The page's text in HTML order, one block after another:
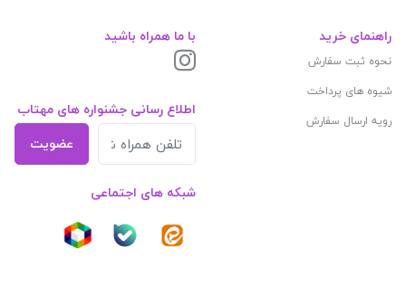
راهنمای خرید
نحوه ثبت سفارش
شیوه های پرداخت
رویه ارسال سفارش
با ما همراه باشید
اطلاع رسانی جشنواره های مهتاب
عضویت
شبکه های اجتماعی